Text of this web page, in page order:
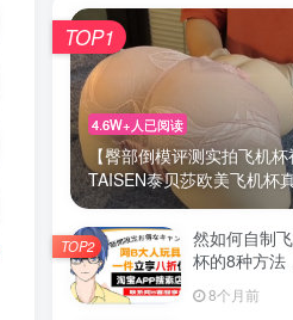
4.6W+人已阅读
【臀部倒模评测实拍飞机
TAISEN泰贝莎欧美飞机杯
TOP1
然如何自制
杯的8种方法
备！8个月前
TOP2